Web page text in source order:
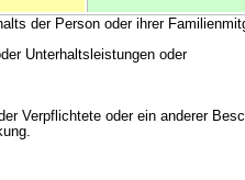
der Person oder ihrer
Unterhaltsleistungen oder
Verpflichtete oder ein anderer